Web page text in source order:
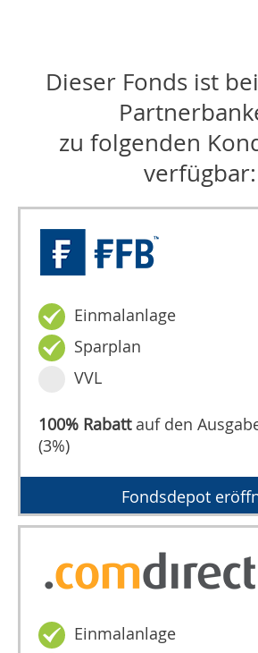
Dieser Fonds ist
zu folgenden
verfügbar:
Einmalanlage
Sparplan
VVL
100% Rabattauf den
(3%)
Fondsdepot
Einmalanlage